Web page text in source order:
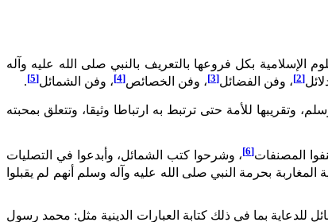
الإسلامية بكل فروعها بالتعريف بالنبي صلى الله عليه وآله
[2] ، وفن الفضائل[3] ، وفن الخصائص[4] ، وفن الشمائل[5]
.
للأمة حتى ترتبط به ارتباطا وثيقا، وتتعلق بمحبته
المصنفات[6]
، وشرحوا كتب الشمائل، وأبدعوا في التصليات
بحرمة النبي صلى الله عليه وآله وسلم أنهم لم يقبلوا
للدعاية بما في ذلك كتابة العبارات الدينية مثل: محمد رسول